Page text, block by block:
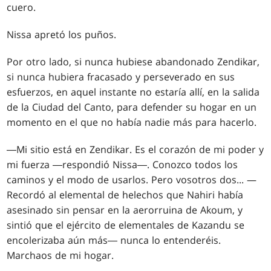
cuero.
Nissa apretó los puños.
Por otro lado, si nunca hubiese abandonado Zendikar,
si nunca hubiera fracasado y perseverado en sus
esfuerzos, en aquel instante no estaría allí, en la salida
de la Ciudad del Canto, para defender su hogar en un
momento en el que no había nadie más para hacerlo.
―Mi sitio está en Zendikar. Es el corazón de mi poder y
mi fuerza ―respondió Nissa―. Conozco todos los
caminos y el modo de usarlos. Pero vosotros dos... —
Recordó al elemental de helechos que Nahiri había
asesinado sin pensar en la aerorruina de Akoum, y
sintió que el ejército de elementales de Kazandu se
encolerizaba aún más― nunca lo entenderéis.
Marchaos de mi hogar.